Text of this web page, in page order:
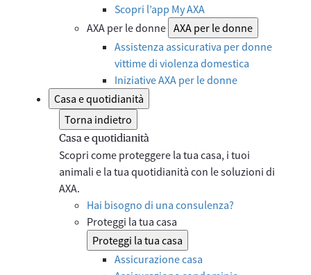
Scopri l’app My AXA
AXA per le donne AXA per le donne
Assistenza assicurativa per donne
vittime di violenza domestica
Iniziative AXA per le donne
Casa e quotidianità
Torna indietro
Casa e quotidianità
Scopri come proteggere la tua casa, i tuoi
animali e la tua quotidianità con le soluzioni di
AXA.
Hai bisogno di una consulenza?
Proteggi la tua casa
Proteggi la tua casa
Assicurazione casa